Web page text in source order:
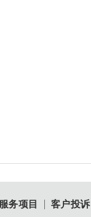
服务项目 客户投诉